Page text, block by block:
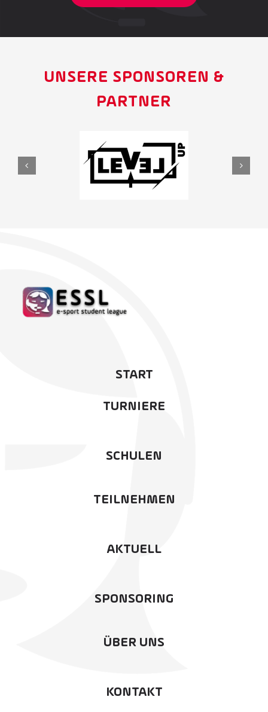
UNSERE SPONSOREN &
PARTNER
START
TURNIERE
SCHULEN
TEILNEHMEN
AKTUELL
SPONSORING
ÜBER UNS
KONTAKT